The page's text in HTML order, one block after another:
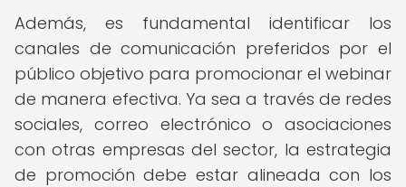
Además, es fundamental identificar los
canales de comunicación preferidos por el
público objetivo para promocionar el webinar
de manera efectiva. Ya sea a través de redes
sociales, correo electrónico o asociaciones
con otras empresas del sector, la estrategia
de promoción debe estar alineada con los